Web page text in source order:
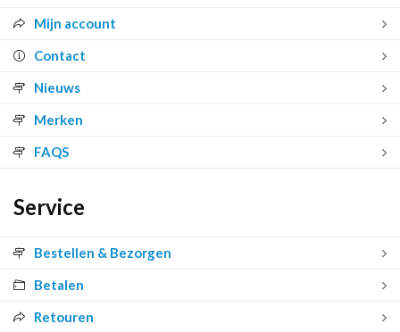
Mijn account
Contact
Nieuws
Merken
FAQS
Service
Bestellen & Bezorgen
Betalen
Retouren